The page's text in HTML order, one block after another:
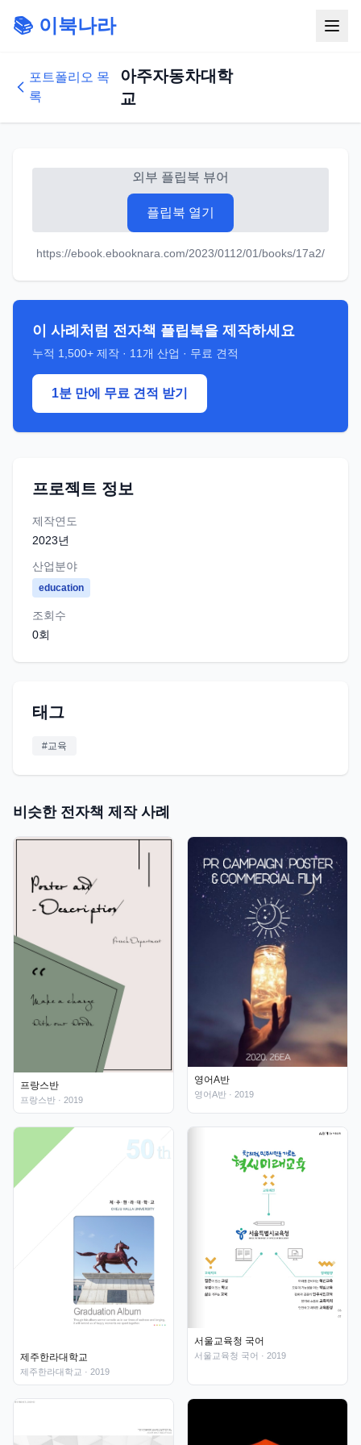
📚 이북나라
포트폴리오 목
록
아주자동차대학
교
외부 플립북 뷰어
플립북 열기
https://ebook.ebooknara.com/2023/0112/01/books/17a2/
이 사례처럼 전자책 플립북을 제작하세요
누적 1,500+ 제작 · 11 개 산업 · 무료 견적
1분 만에 무료 견적 받기
프로젝트 정보
제작연도
2023년
산업분야
education
조회수
0회
태그
#교육
비슷한 전자책 제작 사례
프랑스반
프랑스반 · 2019
영어A반
영어A반 · 2019
제주한라대학교
제주한라대학교 · 2019
서울교육청 국어
서울교육청 국어 · 2019